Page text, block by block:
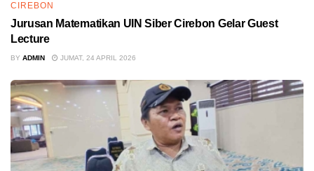
CIREBON
Jurusan Matematikan UIN Siber Cirebon Gelar Guest
Lecture
BY ADMIN JUMAT, 24 APRIL 2026